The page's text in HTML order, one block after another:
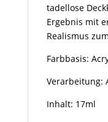
tadellose
Ergebnis mit
Realismus
Farbbasis:
Verarbeitung:
Inhalt: 17ml